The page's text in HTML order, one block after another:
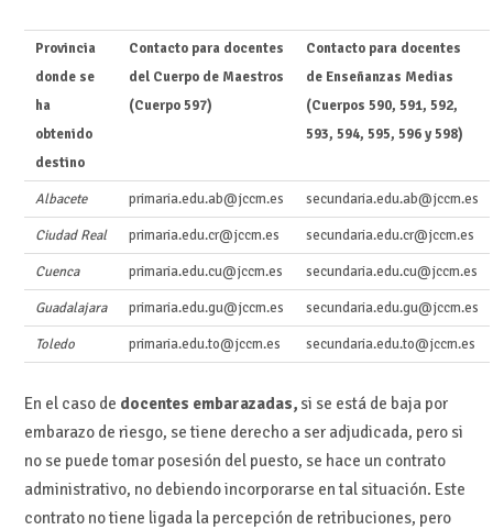
Provincia
donde se
ha
obtenido
destino
Contacto para docentes
del Cuerpo de Maestros
(Cuerpo 597)
Contacto para docentes
de Enseñanzas Medias
(Cuerpos 590, 591, 592,
593, 594, 595, 596 y 598)
Albacete primaria.edu.ab@jccm.es secundaria.edu.ab@jccm.es
Ciudad Real primaria.edu.cr@jccm.es secundaria.edu.cr@jccm.es
Cuenca primaria.edu.cu@jccm.es secundaria.edu.cu@jccm.es
Guadalajara primaria.edu.gu@jccm.es secundaria.edu.gu@jccm.es
Toledo primaria.edu.to@jccm.es secundaria.edu.to@jccm.es
En el caso de docentes embarazadas, si se está de baja por
embarazo de riesgo, se tiene derecho a ser adjudicada, pero si
no se puede tomar posesión del puesto, se hace un contrato
administrativo, no debiendo incorporarse en tal situación. Este
contrato no tiene ligada la percepción de retribuciones, pero